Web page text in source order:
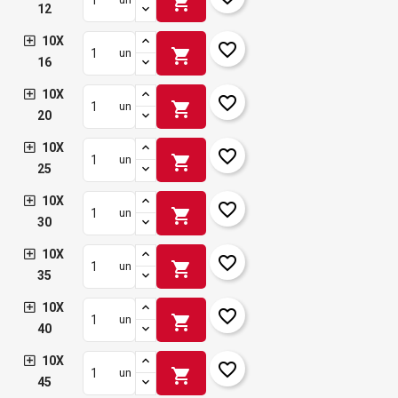
12
10X
16
un shopping_cart favorite_border
10X
20
un shopping_cart favorite_border
10X
25
un shopping_cart favorite_border
10X
30
un shopping_cart favorite_border
10X
35
un shopping_cart favorite_border
10X
40
un shopping_cart favorite_border
10X
45
un shopping_cart favorite_border